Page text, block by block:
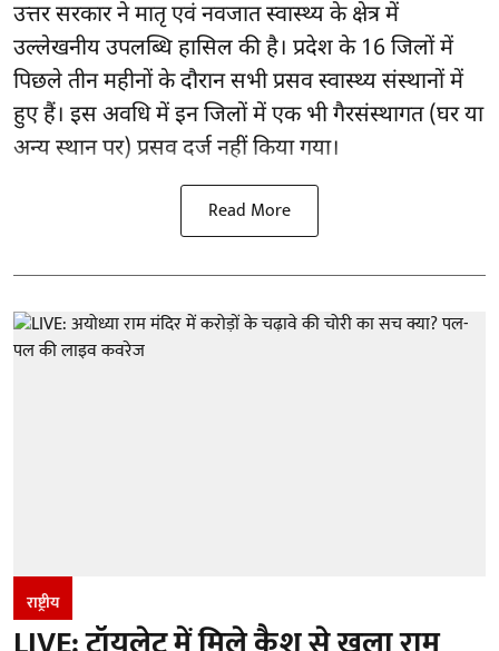
उत्तर सरकार ने मातृ एवं नवजात स्वास्थ्य के क्षेत्र में
उल्लेखनीय उपलब्धि हासिल की है। प्रदेश के 16 जिलों में
पिछले तीन महीनों के दौरान सभी प्रसव स्वास्थ्य संस्थानों में
हुए हैं। इस अवधि में इन जिलों में एक भी गैरसंस्थागत (घर या
अन्य स्थान पर) प्रसव दर्ज नहीं किया गया।
Read More
राष्ट्रीय